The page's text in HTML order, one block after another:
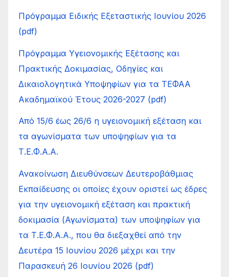
Πρόγραμμα Ειδικής Εξεταστικής Ιουνίου 2026
(pdf)
Πρόγραμμα Υγειονομικής Εξέτασης και
Πρακτικής Δοκιμασίας, Οδηγίες και
Δικαιολογητικά Υποψηφίων για τα ΤΕΦΑΑ
Ακαδημαϊκού Έτους 2026-2027 (pdf)
Από 15/6 έως 26/6 η υγειονομική εξέταση και
τα αγωνίσματα των υποψηφίων για τα
Τ.Ε.Φ.Α.Α.
Ανακοίνωση Διευθύνσεων Δευτεροβάθμιας
Εκπαίδευσης οι οποίες έχουν οριστεί ως έδρες
για την υγειονομική εξέταση και πρακτική
δοκιμασία (Αγωνίσματα) των υποψηφίων για
τα Τ.Ε.Φ.Α.Α., που θα διεξαχθεί από την
Δευτέρα 15 Ιουνίου 2026 μέχρι και την
Παρασκευή 26 Ιουνίου 2026 (pdf)